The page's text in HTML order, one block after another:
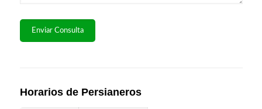
Horarios de Persianeros